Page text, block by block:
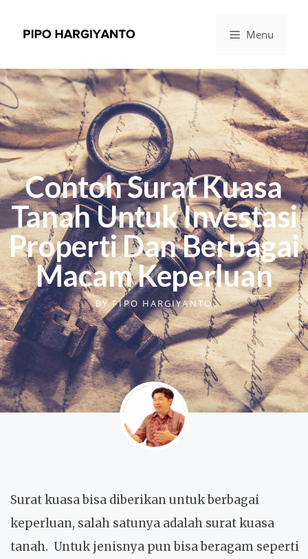
Menu
Contoh Surat Kuasa
Tanah Untuk Investasi
Properti Dan Berbagai
Macam Keperluan
BYPIPO HARGIYANTO
Surat kuasa bisa diberikan untuk berbagai
keperluan, salah satunya adalah surat kuasa
tanah. Untuk jenisnya pun bisa beragam seperti